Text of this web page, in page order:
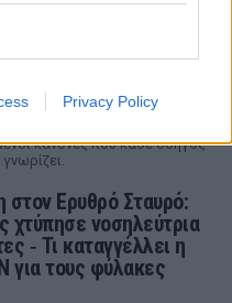
Privacy Policy
Τι λέει ο ΚΟΚ που
αγνοούν
Οδικής Κυκλοφορίας δεν
την προσπέραση οχήματος
κανόνες που κάθε οδηγός
στον Ερυθρό Σταυρό:
χτύπησε νοσηλεύτρια
‑ Τι καταγγέλλει η
τους φύλακες